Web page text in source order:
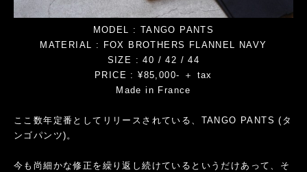
MODEL : TANGO PANTS
MATERIAL : FOX BROTHERS FLANNEL NAVY
SIZE : 40 / 42 / 44
PRICE : ¥85,000- ＋ tax
Made in France
ここ数年定番としてリリースされている、TANGO PANTS (タ
ンゴパンツ)。
今も尚細かな修正を繰り返し続けているというだけあって、そ